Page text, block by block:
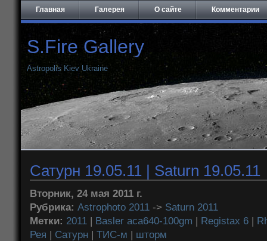
Главная Галерея О сайте Комментарии
S.Fire Gallery
Astropolis Kiev Ukraine
Сатурн 19.05.11 | Saturn 19.05.11
Вторник, 24 мая 2011 г.
Рубрика: Astrophoto 2011 -> Saturn 2011
Метки: 2011 | Basler aca640-100gm | Registax 6 |
Рея | Сатурн | ТИС-м | шторм